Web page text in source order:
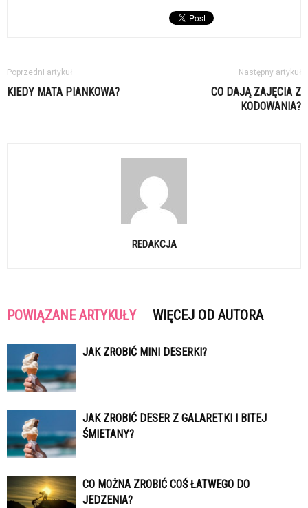
Poprzedni artykuł
KIEDY MATA PIANKOWA?
Następny artykuł
CO DAJĄ ZAJĘCIA Z
KODOWANIA?
REDAKCJA
POWIĄZANE ARTYKUŁY WIĘCEJ OD AUTORA
JAK ZROBIĆ MINI DESERKI?
JAK ZROBIĆ DESER Z GALARETKI I BITEJ
ŚMIETANY?
CO MOŻNA ZROBIĆ COŚ ŁATWEGO DO
JEDZENIA?